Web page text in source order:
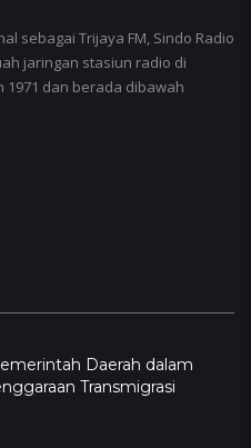
sebagai Trijaya FM, Sindo Radio
jaringan stasiun radio di
dan berada dibawah
Daerah dalam
Transmigrasi